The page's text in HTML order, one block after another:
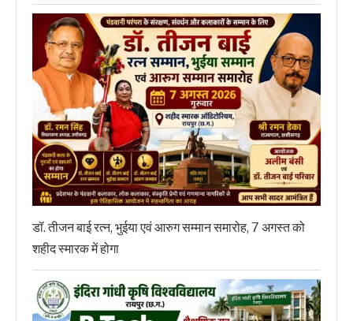
डॉ. तीजन बाई रत्न, भुईया एवं आरुग सम्मान समारोह, 7 अगस्त को
शहीद स्मारक में होगा